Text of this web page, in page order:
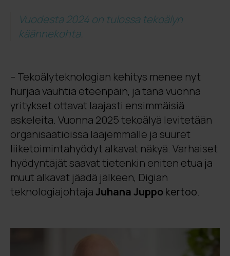
Vuodesta 2024 on tulossa tekoälyn
käännekohta.
– Tekoälyteknologian kehitys menee nyt
hurjaa vauhtia eteenpäin, ja tänä vuonna
yritykset ottavat laajasti ensimmäisiä
askeleita. Vuonna 2025 tekoälyä levitetään
organisaatioissa laajemmalle ja suuret
liiketoimintahyödyt alkavat näkyä. Varhaiset
hyödyntäjät saavat tietenkin eniten etua ja
muut alkavat jäädä jälkeen, Digian
teknologiajohtajaJuhana Juppokertoo.